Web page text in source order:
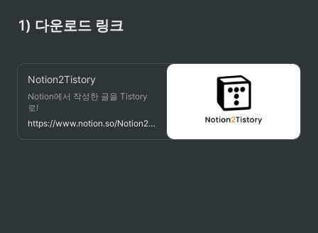
1) 다운로드 링크
Notion2Tistory
Notion에서 작성한 글을 Tistory
로!
https://www.notion.so/Notion2Tistory-f46185df1db14f8eb571d366b66c5e9c